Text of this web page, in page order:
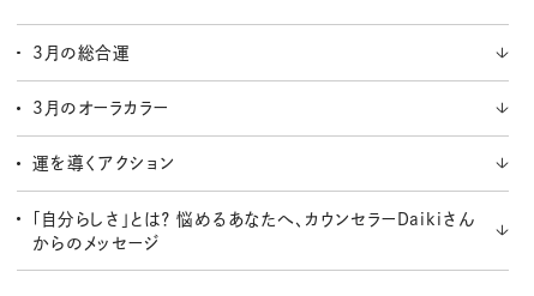
3月の総合運
3月のオーラカラー
運を導くアクション
「自分らしさ」とは？ 悩めるあなたへ、カウンセラーDaikiさん
からのメッセージ